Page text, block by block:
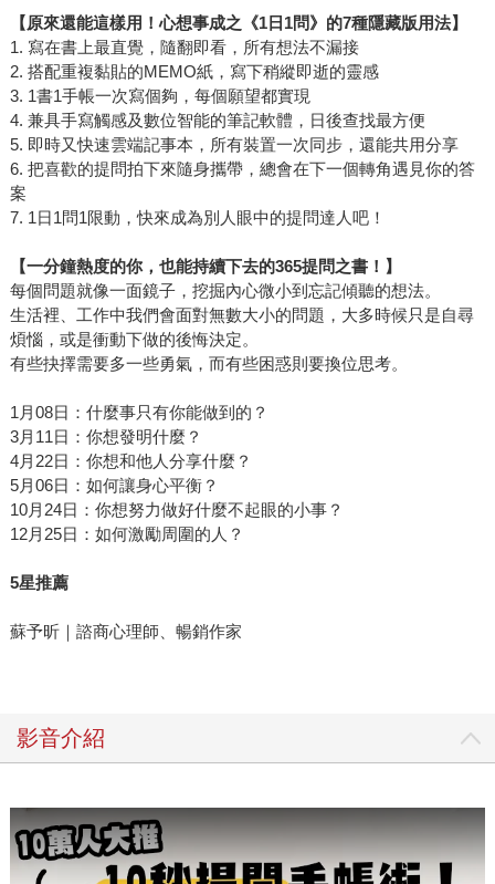
【原來還能這樣用！心想事成之《1日1問》的7種隱藏版用法】
1. 寫在書上最直覺，隨翻即看，所有想法不漏接
2. 搭配重複黏貼的MEMO紙，寫下稍縱即逝的靈感
3. 1書1手帳一次寫個夠，每個願望都實現
4. 兼具手寫觸感及數位智能的筆記軟體，日後查找最方便
5. 即時又快速雲端記事本，所有裝置一次同步，還能共用分享
6. 把喜歡的提問拍下來隨身攜帶，總會在下一個轉角遇見你的答
案
7. 1日1問1限動，快來成為別人眼中的提問達人吧！
【一分鐘熱度的你，也能持續下去的365提問之書！】
每個問題就像一面鏡子，挖掘內心微小到忘記傾聽的想法。
生活裡、工作中我們會面對無數大小的問題，大多時候只是自尋
煩惱，或是衝動下做的後悔決定。
有些抉擇需要多一些勇氣，而有些困惑則要換位思考。
1月08日：什麼事只有你能做到的？
3月11日：你想發明什麼？
4月22日：你想和他人分享什麼？
5月06日：如何讓身心平衡？
10月24日：你想努力做好什麼不起眼的小事？
12月25日：如何激勵周圍的人？
5星推薦
蘇予昕｜諮商心理師、暢銷作家
影音介紹